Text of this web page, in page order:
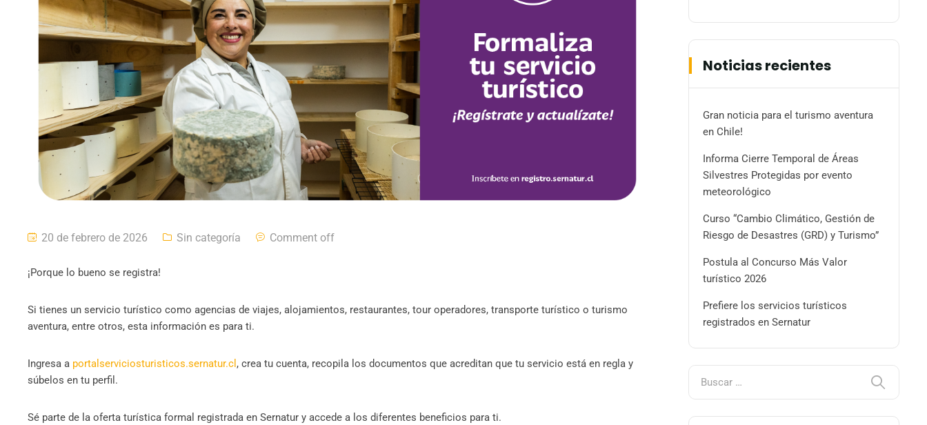
20 de febrero de 2026 Sin categoría Comment off
¡Porque lo bueno se registra!
Si tienes un servicio turístico como agencias de viajes, alojamientos, restaurantes, tour operadores, transporte turístico o turismo
aventura, entre otros, esta información es para ti.
Ingresa a portalserviciosturisticos.sernatur.cl , crea tu cuenta, recopila los documentos que acreditan que tu servicio está en regla y
súbelos en tu perfil.
Sé parte de la oferta turística formal registrada en Sernatur y accede a los diferentes beneficios para ti.
Noticias recientes
Gran noticia para el turismo aventura
en Chile!
Informa Cierre Temporal de Áreas
Silvestres Protegidas por evento
meteorológico
Curso “Cambio Climático, Gestión de
Riesgo de Desastres (GRD) y Turismo”
Postula al Concurso Más Valor
turístico 2026
Prefiere los servicios turísticos
registrados en Sernatur